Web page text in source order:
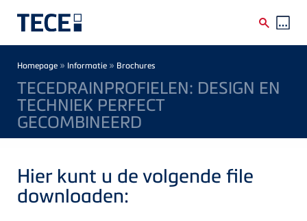
Breadcrumb
Homepage » Informatie » Brochures
TECEDRAINPROFIELEN: DESIGN EN
TECHNIEK PERFECT
GECOMBINEERD
Hier kunt u de volgende file
downloaden: